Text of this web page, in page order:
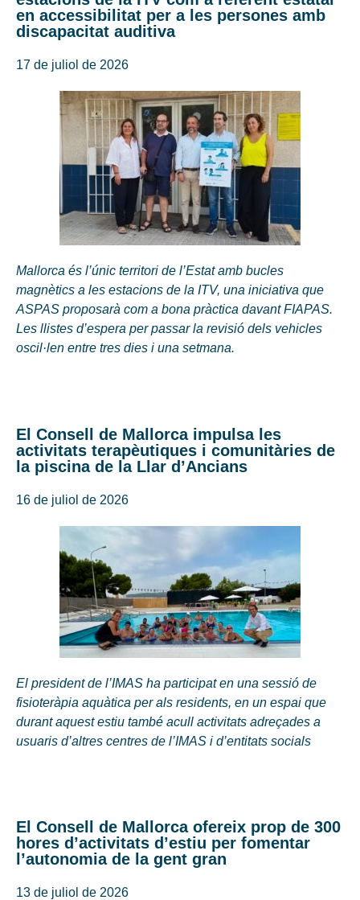
en accessibilitat per a les persones amb
discapacitat auditiva
17 de juliol de 2026
Mallorca és l’únic territori de l’Estat amb bucles
magnètics a les estacions de la ITV, una iniciativa que
ASPAS proposarà com a bona pràctica davant FIAPAS.
Les llistes d’espera per passar la revisió dels vehicles
oscil·len entre tres dies i una setmana.
El Consell de Mallorca impulsa les
activitats terapèutiques i comunitàries de
la piscina de la Llar d’Ancians
16 de juliol de 2026
El president de l’IMAS ha participat en una sessió de
fisioteràpia aquàtica per als residents, en un espai que
durant aquest estiu també acull activitats adreçades a
usuaris d’altres centres de l’IMAS i d’entitats socials
El Consell de Mallorca ofereix prop de 300
hores d’activitats d’estiu per fomentar
l’autonomia de la gent gran
13 de juliol de 2026